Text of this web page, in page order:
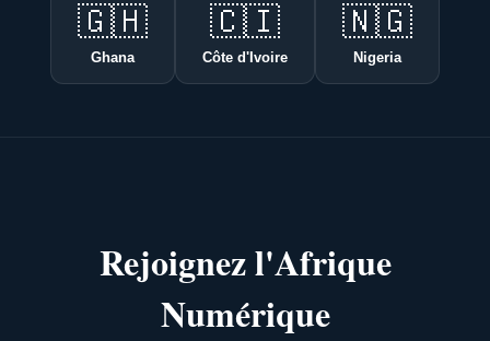
🇬🇭
Ghana
🇨🇮
Côte d'Ivoire
🇳🇬
Nigeria
Rejoignez l'Afrique
Numérique